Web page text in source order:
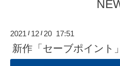
2021 / 12 /20 17:51
新作「セーブポイント